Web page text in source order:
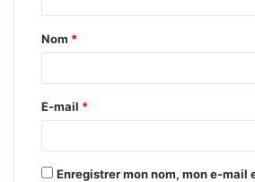
t
a
e
*
Nom *
E-mail *
Enregistrer mon nom, mon e-